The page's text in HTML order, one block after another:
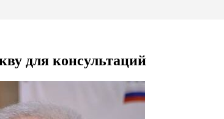
для консультаций